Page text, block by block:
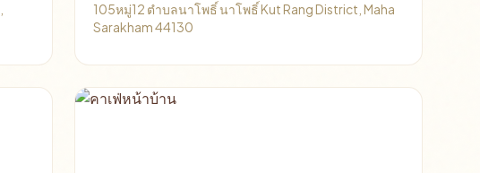
105หมู่12 ตำบลนาโพธิ์ นาโพธิ์ Kut Rang District, Maha
Sarakham 44130